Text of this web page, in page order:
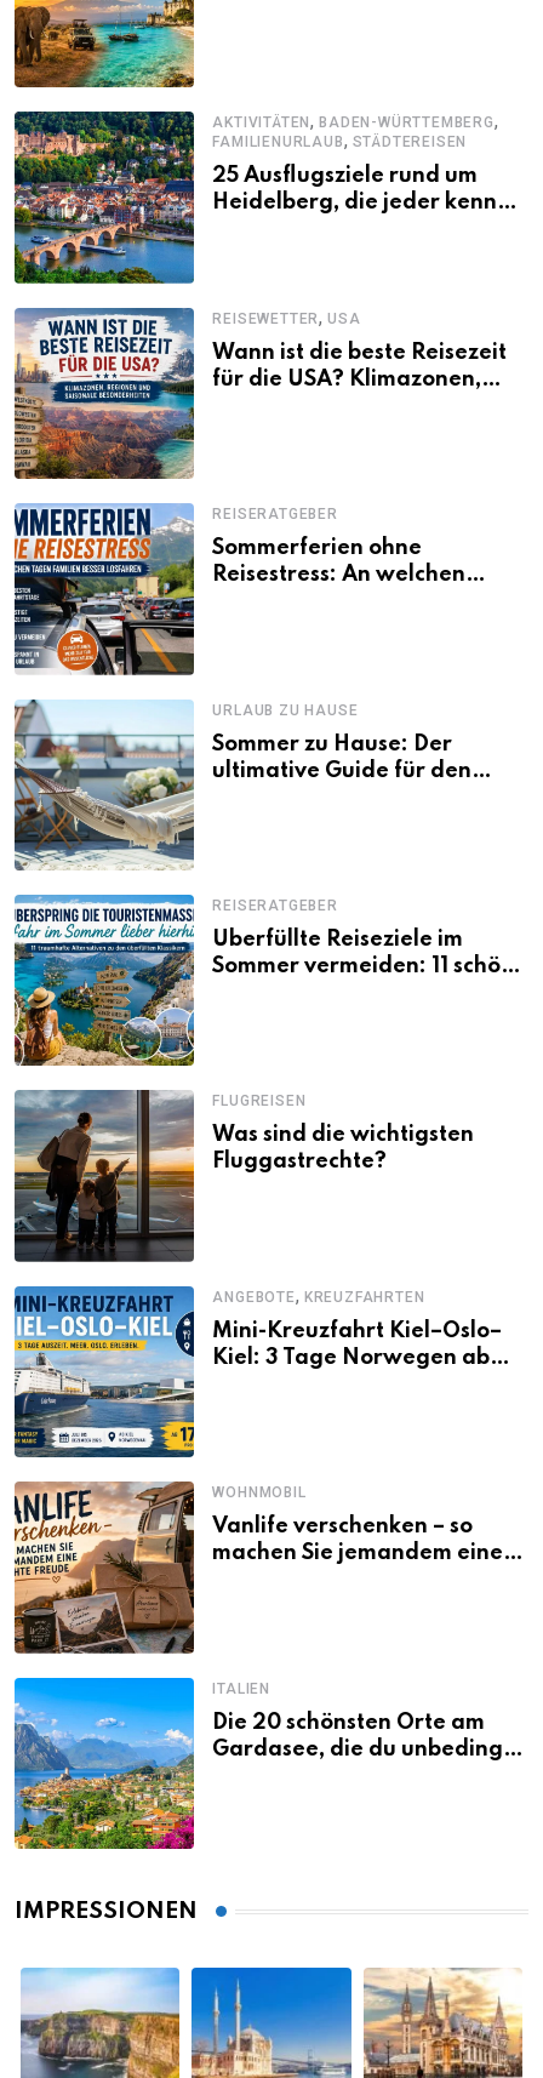
AKTIVITÄTEN,BADEN-WÜRTTEMBERG,
FAMILIENURLAUB, STÄDTEREISEN
25 Ausflugsziele rund um
Heidelberg, die jeder kennen
REISEWETTER,USA
Wann ist die beste Reisezeit
für die USA? Klimazonen,
REISERATGEBER
Sommerferien ohne
Reisestress: An welchen
URLAUB ZU HAUSE
Sommer zu Hause: Der
ultimative Guide für den
REISERATGEBER
Überfüllte Reiseziele im
Sommer vermeiden: 11 schöne
FLUGREISEN
Was sind die wichtigsten
Fluggastrechte?
ANGEBOTE, KREUZFAHRTEN
Mini-Kreuzfahrt Kiel–Oslo–
Kiel: 3 Tage Norwegen ab
WOHNMOBIL
Vanlife verschenken – so
machen Sie jemandem eine
ITALIEN
Die 20 schönsten Orte am
Gardasee, die du unbedingt
IMPRESSIONEN